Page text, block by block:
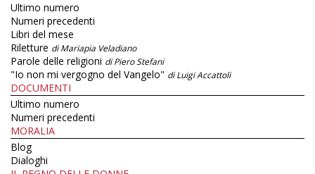
Ultimo numero
Numeri precedenti
Libri del mese
Riletture di Mariapia Veladiano
Parole delle religioni di Piero Stefani
"Io non mi vergogno del Vangelo" di Luigi Accattoli
DOCUMENTI
Ultimo numero
Numeri precedenti
MORALIA
Blog
Dialoghi